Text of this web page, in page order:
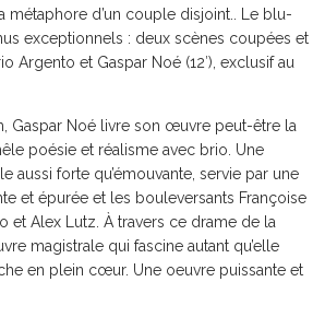
métaphore d’un couple disjoint.. Le blu-
exceptionnels : deux scènes coupées et
Argento et Gaspar Noé (12′), exclusif au
Gaspar Noé livre son œuvre peut-être la
poésie et réalisme avec brio. Une
aussi forte qu’émouvante, servie par une
et épurée et les bouleversants Françoise
et Alex Lutz. À travers ce drame de la
magistrale qui fascine autant qu’elle
en plein cœur. Une oeuvre puissante et